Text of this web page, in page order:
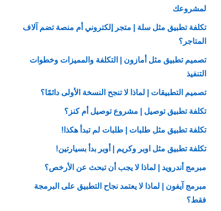
لمشروعك
تكلفة تطبيق مثل سلة | متجر إلكتروني أم منصة تضم آلاف
المتاجر؟
تصميم تطبيق مثل أمازون | التكلفة والمميزات وخطوات
التنفيذ
تصميم التطبيقات | لماذا لا تنجح النسخة الأولى دائمًا؟
تكلفة تطبيق توصيل | مشروع توصيل أم كنز؟
تكلفة تطبيق مثل طلبات | طلبات لم تبدأ هكذا!
تكلفة تطبيق مثل اوبر وكريم | أوبر بدأ بسيارتين!
مبرمج أندرويد | لماذا لا يجب أن تبحث عن الأرخص؟
مبرمج آيفون | لماذا لا يعتمد نجاح التطبيق على البرمجة
فقط؟